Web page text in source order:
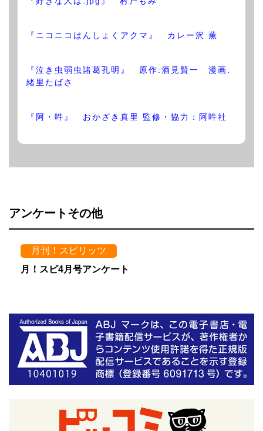
『ニコニコはんしょくアクマ』 カレー沢 薫
『泣き虫弱虫諸葛孔明』 原作:酒見賢一 漫画:
緒里たばさ
『阿・吽』 おかざき真里 監修・協力：阿吽社
アンケートその他
月刊！スピリッツ
月！スピ4月号アンケート